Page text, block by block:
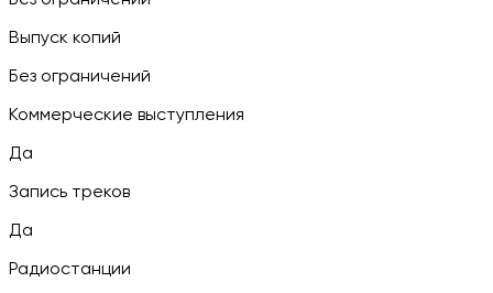
Выпуск копий
Без ограничений
Коммерческие выступления
Да
Запись треков
Да
Радиостанции